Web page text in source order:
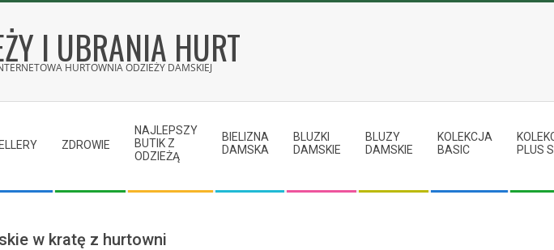
I UBRANIA HURT
HURTOWNIA ODZIEŻY DAMSKIEJ
ZDROWIE
NAJLEPSZY
BUTIK Z
ODZIEŻĄ
BIELIZNA
DAMSKA
BLUZKI
DAMSKIE
BLUZY
DAMSKIE
KOLEKCJA
BASIC
PLUS
w kratę z hurtowni